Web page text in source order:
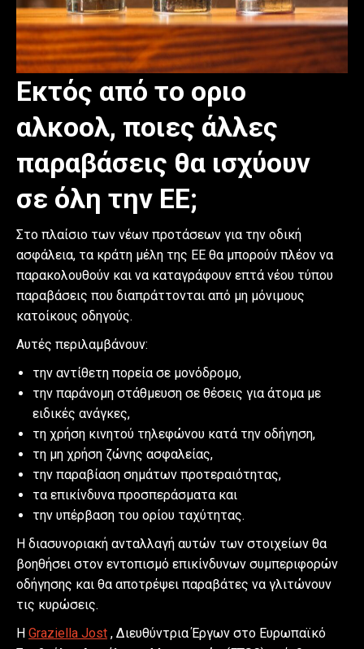
Εκτός από το οριο
αλκοολ, ποιες άλλες
παραβάσεις θα ισχύουν
σε όλη την ΕΕ;
Στο πλαίσιο των νέων προτάσεων για την οδική
ασφάλεια, τα κράτη μέλη της ΕΕ θα μπορούν πλέον να
παρακολουθούν και να καταγράφουν επτά νέου τύπου
παραβάσεις που διαπράττονται από μη μόνιμους
κατοίκους οδηγούς.
Αυτές περιλαμβάνουν:
την αντίθετη πορεία σε μονόδρομο,
την παράνομη στάθμευση σε θέσεις για άτομα με
ειδικές ανάγκες,
τη χρήση κινητού τηλεφώνου κατά την οδήγηση,
τη μη χρήση ζώνης ασφαλείας,
την παραβίαση σημάτων προτεραιότητας,
τα επικίνδυνα προσπεράσματα και
την υπέρβαση του ορίου ταχύτητας.
Η διασυνοριακή ανταλλαγή αυτών των στοιχείων θα
βοηθήσει στον εντοπισμό επικίνδυνων συμπεριφορών
οδήγησης και θα αποτρέψει παραβάτες να γλιτώνουν
τις κυρώσεις.
Η Graziella Jost , Διευθύντρια Έργων στο Ευρωπαϊκό